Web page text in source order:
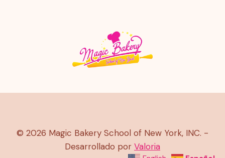
© 2026 Magic Bakery School of New York, INC. -
Desarrollado por Valoria